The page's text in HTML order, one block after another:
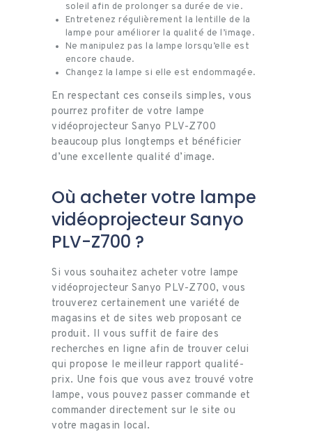
soleil afin de prolonger sa durée de vie.
Entretenez régulièrement la lentille de la
lampe pour améliorer la qualité de l’image.
Ne manipulez pas la lampe lorsqu’elle est
encore chaude.
Changez la lampe si elle est endommagée.
En respectant ces conseils simples, vous
pourrez profiter de votre lampe
vidéoprojecteur Sanyo PLV-Z700
beaucoup plus longtemps et bénéficier
d’une excellente qualité d’image.
Où acheter votre lampe
vidéoprojecteur Sanyo
PLV-Z700 ?
Si vous souhaitez acheter votre lampe
vidéoprojecteur Sanyo PLV-Z700, vous
trouverez certainement une variété de
magasins et de sites web proposant ce
produit. Il vous suffit de faire des
recherches en ligne afin de trouver celui
qui propose le meilleur rapport qualité-
prix. Une fois que vous avez trouvé votre
lampe, vous pouvez passer commande et
commander directement sur le site ou
votre magasin local.